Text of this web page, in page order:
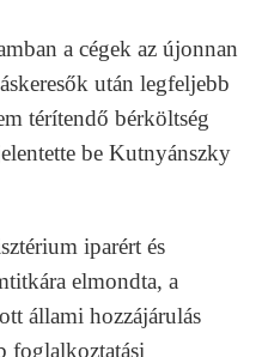
a cégek az újonnan
után legfeljebb
térítendő bérköltség
be Kutnyánszky
iparért és
elmondta, a
állami hozzájárulás
foglalkoztatási